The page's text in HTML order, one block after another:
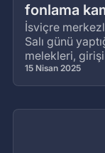
fonlama
İsviçre
Salı günü
melekleri,
yeni bir
15 Nisan 2025